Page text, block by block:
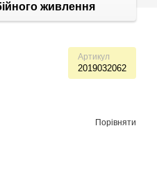
живлення
Артикул
2019032062
Порівняти